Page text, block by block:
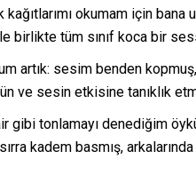
okumam için
birlikte tüm sınıf koca bir
artık: sesim benden
ve sesin etkisine tanıklık
tonlamayı denediğim
kadem basmış,